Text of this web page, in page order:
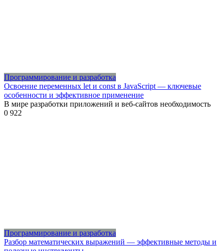
Программирование и разработка
Освоение переменных let и const в JavaScript — ключевые
особенности и эффективное применение
В мире разработки приложений и веб-сайтов необходимость
0 922
Программирование и разработка
Разбор математических выражений — эффективные методы и